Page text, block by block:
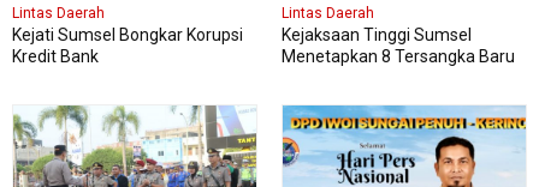
Lintas Daerah
Kejati Sumsel Bongkar Korupsi
Kredit Bank
Lintas Daerah
Kejaksaan Tinggi Sumsel
Menetapkan 8 Tersangka Baru